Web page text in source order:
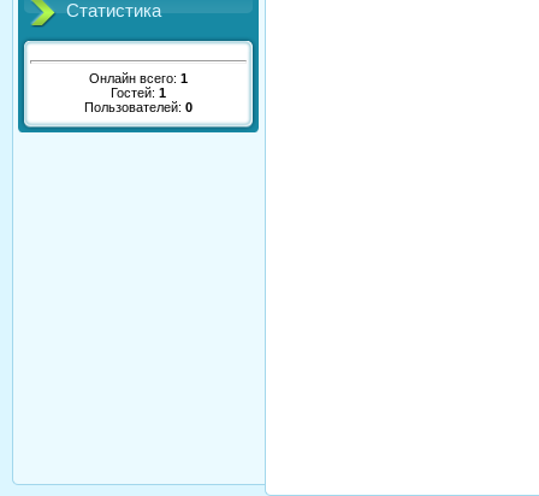
Статистика
Онлайн всего: 1
Гостей: 1
Пользователей: 0